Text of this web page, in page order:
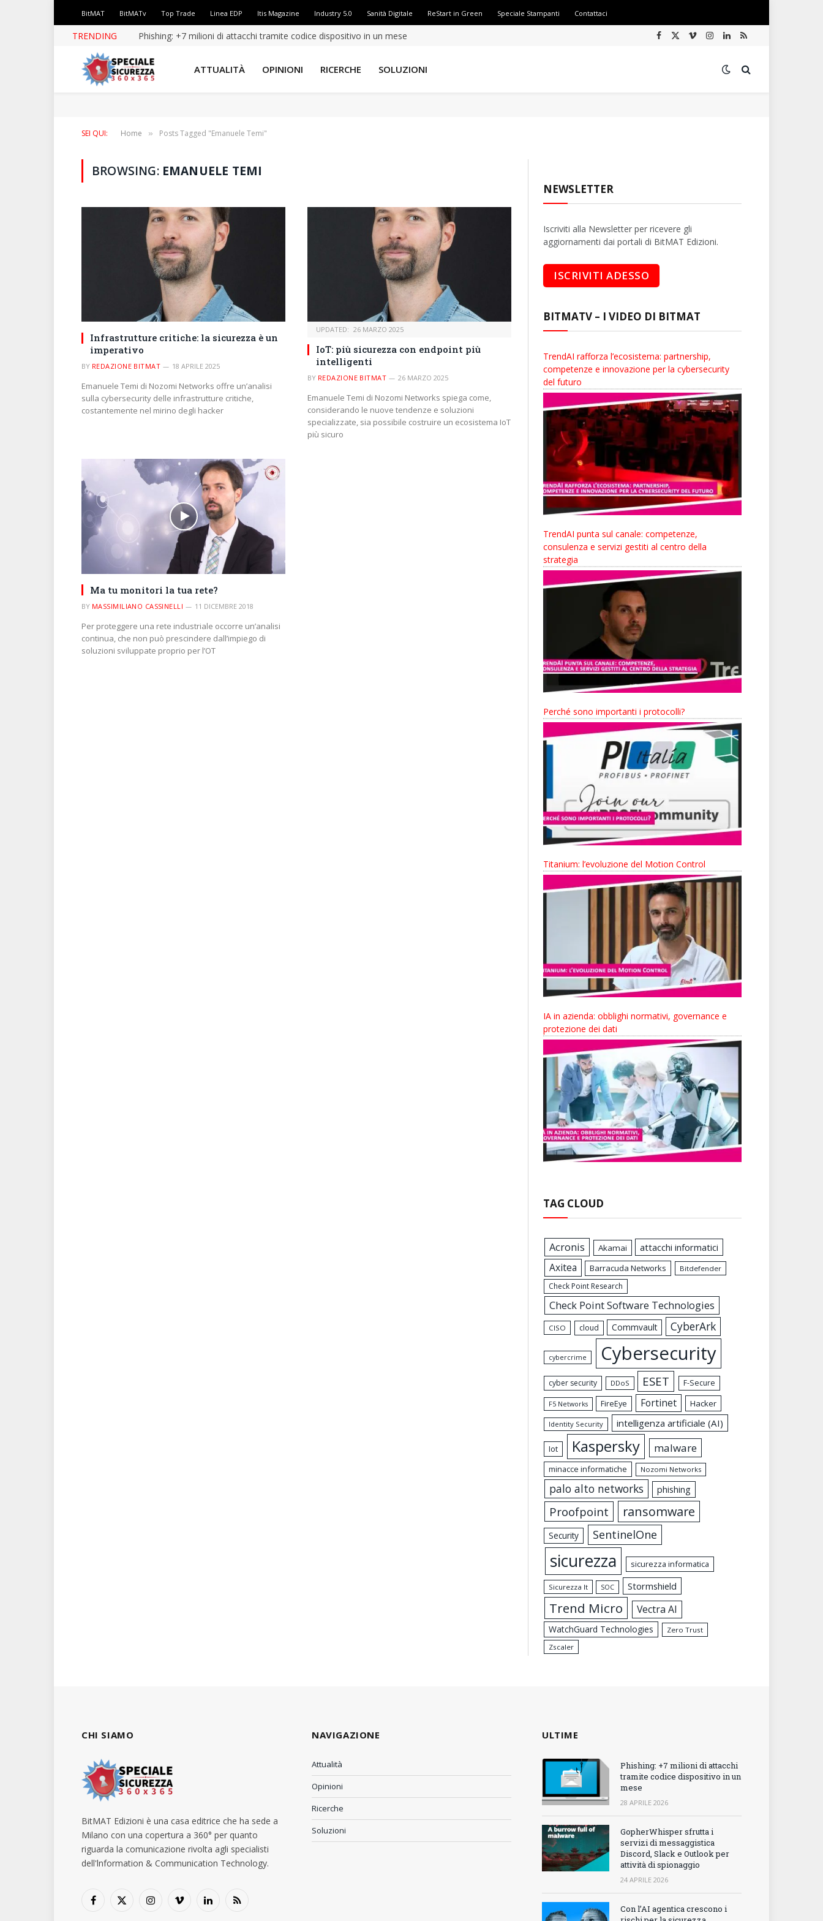
BitMAT BitMATv Top Trade Linea EDP Itis Magazine Industry 5.0 Sanità Digitale ReStart in Green Speciale Stampanti Contattaci
TRENDING Phishing: +7 milioni di attacchi tramite codice dispositivo in un mese Facebook
X
VimeoInstagram
LinkedIn
RSS
ATTUALITÀ OPINIONI RICERCHE SOLUZIONI
SEI QUI: Home » Posts Tagged "Emanuele Temi"
BROWSING: EMANUELE TEMI
Infrastrutture critiche: la sicurezza è un
imperativo
BY REDAZIONE BITMAT 18 APRILE 2025
Emanuele Temi di Nozomi Networks offre un’analisi
sulla cybersecurity delle infrastrutture critiche,
costantemente nel mirino degli hacker
UPDATED: 26 MARZO 2025
IoT: più sicurezza con endpoint più
intelligenti
BY REDAZIONE BITMAT 26 MARZO 2025
Emanuele Temi di Nozomi Networks spiega come,
considerando le nuove tendenze e soluzioni
specializzate, sia possibile costruire un ecosistema IoT
più sicuro
Ma tu monitori la tua rete?
BY MASSIMILIANO CASSINELLI 11 DICEMBRE 2018
Per proteggere una rete industriale occorre un’analisi
continua, che non può prescindere dall’impiego di
soluzioni sviluppate proprio per l’OT
NEWSLETTER
Iscriviti alla Newsletter per ricevere gli
aggiornamenti dai portali di BitMAT Edizioni.
BITMATV – I VIDEO DI BITMAT
TrendAI rafforza l’ecosistema: partnership,
competenze e innovazione per la cybersecurity
del futuro
TrendAI punta sul canale: competenze,
consulenza e servizi gestiti al centro della
strategia
Perché sono importanti i protocolli?
Titanium: l’evoluzione del Motion Control
IA in azienda: obblighi normativi, governance e
protezione dei dati
TAG CLOUD
Acronis Akamai attacchi informatici
Axitea Barracuda Networks Bitdefender
Check Point Research
Check Point Software Technologies
CISO cloud Commvault CyberArk
cybercrime Cybersecurity
cyber security DDoS ESET F-Secure
F5 Networks FireEye Fortinet Hacker
Identity Security intelligenza artificiale (AI)
Iot Kaspersky malware
minacce informatiche Nozomi Networks
palo alto networks phishing
Proofpoint ransomware
Security SentinelOne
sicurezza sicurezza informatica
Sicurezza It SOC Stormshield
Trend Micro Vectra AI
WatchGuard Technologies
Zero Trust
Zscaler
CHI SIAMO
BitMAT Edizioni è una casa editrice che ha sede a
Milano con una copertura a 360° per quanto
riguarda la comunicazione rivolta agli specialisti
dell'lnformation & Communication Technology.
Facebook
X
InstagramVimeo LinkedInRSS
NAVIGAZIONE
Attualità
Opinioni
Ricerche
Soluzioni
ULTIME
Phishing: +7 milioni di attacchi
tramite codice dispositivo in un
mese
28 APRILE 2026
GopherWhisper sfrutta i
servizi di messaggistica
Discord, Slack e Outlook per
attività di spionaggio
24 APRILE 2026
Con l’AI agentica crescono i